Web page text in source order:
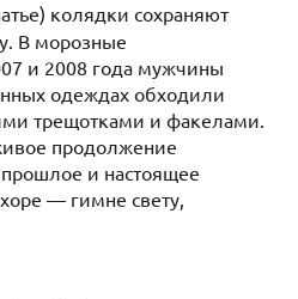
колядки сохраняют
В морозные
и 2008 года мужчины
одеждах обходили
трещотками и факелами.
продолжение
и настоящее
— гимне свету,